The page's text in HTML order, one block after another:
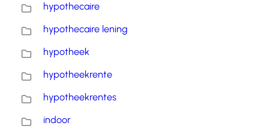
hypothecaire
hypothecaire lening
hypotheek
hypotheekrente
hypotheekrentes
indoor